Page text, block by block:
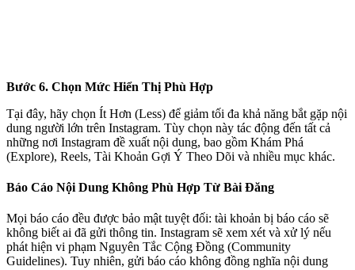
Bước 6. Chọn Mức Hiển Thị Phù Hợp
Tại đây, hãy chọn Ít Hơn (Less) để giảm tối đa khả năng bắt gặp nội
dung người lớn trên Instagram. Tùy chọn này tác động đến tất cả
những nơi Instagram đề xuất nội dung, bao gồm Khám Phá
(Explore), Reels, Tài Khoản Gợi Ý Theo Dõi và nhiều mục khác.
Báo Cáo Nội Dung Không Phù Hợp Từ Bài Đăng
Mọi báo cáo đều được bảo mật tuyệt đối: tài khoản bị báo cáo sẽ
không biết ai đã gửi thông tin. Instagram sẽ xem xét và xử lý nếu
phát hiện vi phạm Nguyên Tắc Cộng Đồng (Community
Guidelines). Tuy nhiên, gửi báo cáo không đồng nghĩa nội dung